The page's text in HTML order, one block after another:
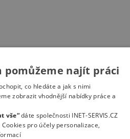
hospodářství
pomůžeme najít práci
co hledáte a jak s nimi
zobrazit vhodnější nabídky práce a
vše“dáte společnosti INET-SERVIS.CZ
pro účely personalizace,